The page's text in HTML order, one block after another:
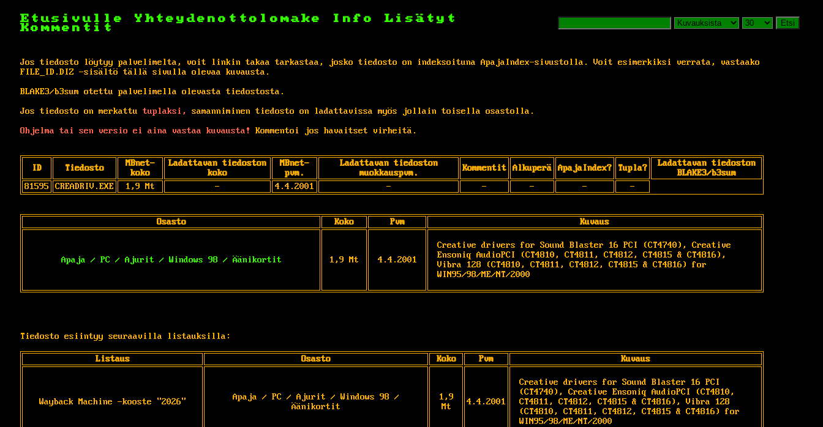
Etusivulle Yhteydenottolomake Info
Lisätyt
Kommentit
Etsi
Jos tiedosto löytyy palvelimelta, voit linkin takaa tarkastaa, josko tiedosto on indeksoituna ApajaIndex-sivustolla. Voit esimerkiksi verrata, vastaako
FILE_ID.DIZ -sisältö tällä sivulla olevaa kuvausta.
BLAKE3/b3sum otettu palvelimella olevasta tiedostosta.
Jos tiedosto on merkattu tuplaksi,
samanniminen tiedosto on ladattavissa myös jollain toisella osastolla.
Ohjelma tai sen versio ei aina vastaa kuvausta!
Kommentoi jos havaitset virheitä.
ID Tiedosto
MBnet-
koko
Ladattavan tiedoston
koko
MBnet-
pvm.
Ladattavan tiedoston
muokkauspvm.
Kommentit Alkuperä ApajaIndex? Tupla?
Ladattavan tiedoston
BLAKE3/b3sum
81595
CREADRIV.EXE 1,9 Mt - 4.4.2001 - - - - -
Osasto Koko Pvm Kuvaus
Apaja / PC / Ajurit / Windows 98 / Äänikortit 1,9 Mt 4.4.2001
Creative drivers for Sound Blaster 16 PCI (CT4740), Creative
Ensoniq AudioPCI (CT4810, CT4811, CT4812, CT4815 & CT4816),
Vibra 128 (CT4810, CT4811, CT4812, CT4815 & CT4816) for
WIN95/98/ME/NT/2000
Tiedosto esiintyy seuraavilla listauksilla:
Listaus Osasto Koko Pvm Kuvaus
Wayback Machine -kooste "2026"
Apaja / PC / Ajurit / Windows 98 /
Äänikortit
1,9
Mt
4.4.2001
Creative drivers for Sound Blaster 16 PCI
(CT4740), Creative Ensoniq AudioPCI (CT4810,
CT4811, CT4812, CT4815 & CT4816), Vibra 128
(CT4810, CT4811, CT4812, CT4815 & CT4816) for
WIN95/98/ME/NT/2000